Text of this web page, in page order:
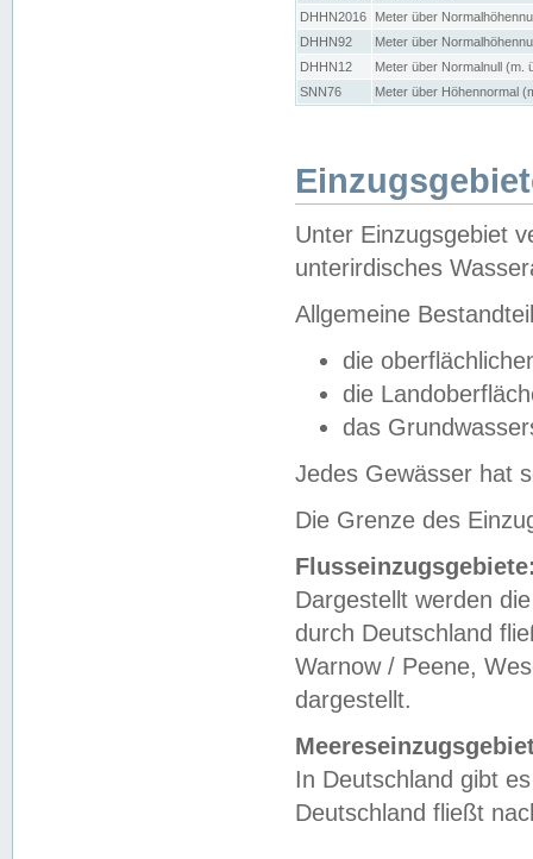
DHHN2016
Meter über
DHHN92
Meter über
DHHN12
Meter über Normalnull (m.
SNN76
Meter über Höhennormal
Unter Einzugsgebiet
unterirdisches
Allgemeine
die
die
das
Jedes Gewässer hat
Die Grenze des
Dargestellt werden
durch Deutschland
Warnow / Peene,
dargestellt.
In Deutschland gibt
Deutschland fließt